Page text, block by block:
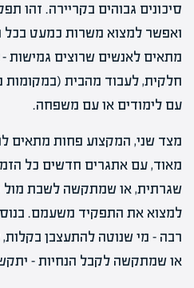
סיכונים גבוהים בקריירה. זהו
ואפשר למצוא משרות כמעט בכל
מתאים לאנשים שרוצים גמישות
חלקית, לעבוד מהבית (במקומות
עם לימודים או עם משפחה.
מצד שני, המקצוע פחות מתאים
מאוד, עם אתגרים חדשים כל
שגרתית, או שמתקשה לשבת מול
למצוא את התפקיד משעמם.
רבה – מי שנוטה להתעצבן
או שמתקשה לקבל הנחיות –